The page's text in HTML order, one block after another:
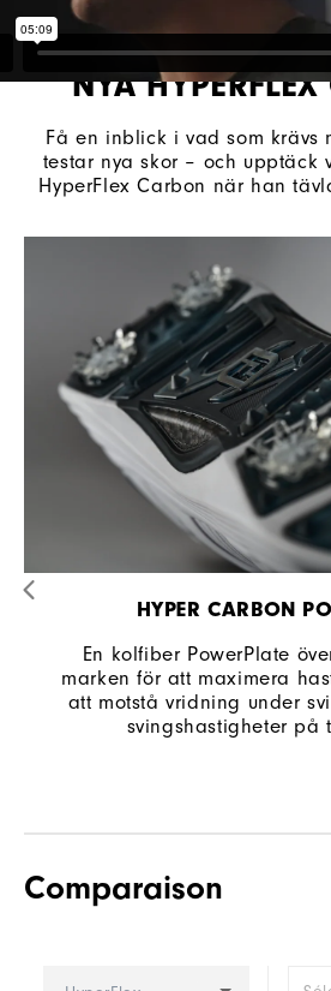
NYA
Få en inblick i vad som krävs
testar nya skor – och upptäck
HyperFlex Carbon när han
HYPER CARBON
En kolfiber PowerPlate
marken för att maximera
att motstå vridning under
svingshastigheter på
Comparaison